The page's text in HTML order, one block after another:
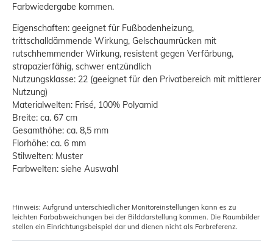
Farbwiedergabe kommen.
Eigenschaften: geeignet für Fußbodenheizung,
trittschalldämmende Wirkung, Gelschaumrücken mit
rutschhemmender Wirkung, resistent gegen Verfärbung,
strapazierfähig, schwer entzündlich
Nutzungsklasse: 22 (geeignet für den Privatbereich mit mittlerer
Nutzung)
Materialwelten: Frisé, 100% Polyamid
Breite: ca. 67 cm
Gesamthöhe: ca. 8,5 mm
Florhöhe: ca. 6 mm
Stilwelten: Muster
Farbwelten: siehe Auswahl
Hinweis: Aufgrund unterschiedlicher Monitoreinstellungen kann es zu
leichten Farbabweichungen bei der Bilddarstellung kommen. Die Raumbilder
stellen ein Einrichtungsbeispiel dar und dienen nicht als Farbreferenz.